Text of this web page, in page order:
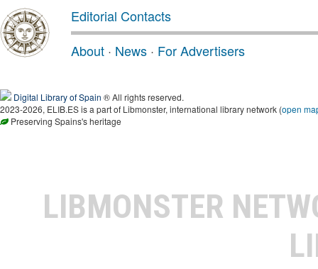
Editorial Contacts
About · News · For Advertisers
Digital Library of Spain ® All rights reserved.
2023-2026, ELIB.ES is a part of Libmonster, international library network (open
Preserving Spains's heritage
LIBMONSTER